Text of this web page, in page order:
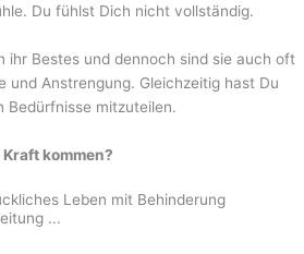
Du fühlst Dich nicht vollständig.
ihr Bestes und dennoch sind sie auch oft
und Anstrengung. Gleichzeitig hast Du
Bedürfnisse mitzuteilen.
kommen?
Leben mit Behinderung
...